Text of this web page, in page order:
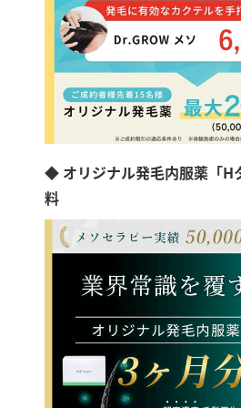
◆ オリジナル発毛内服薬「H
料